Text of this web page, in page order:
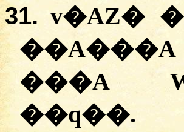
31. v�AZ�
��A���A
���A
��q��.